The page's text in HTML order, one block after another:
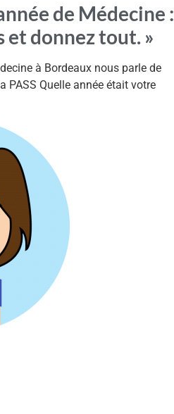
de Médecine :
et donnez tout. »
à Bordeaux nous parle de
PASS Quelle année était votre